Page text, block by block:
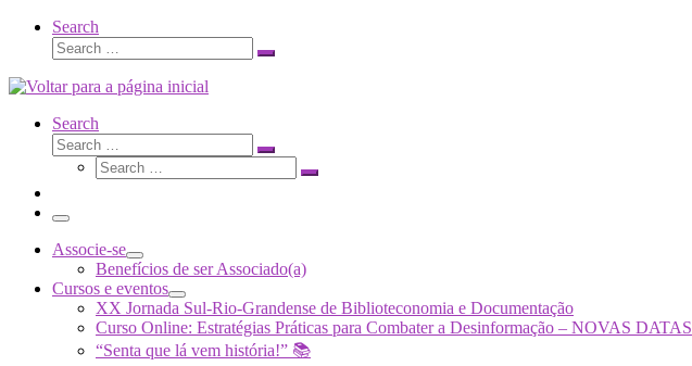
Search
Search
Search
Search
Search
Search
Search
Search
Menu
Associe-se
Benefícios de ser Associado(a)
Cursos e eventos
XX Jornada Sul-Rio-Grandense de Biblioteconomia e Documentação
Curso Online: Estratégias Práticas para Combater a Desinformação – NOVAS DATAS
“Senta que lá vem história!” 📚